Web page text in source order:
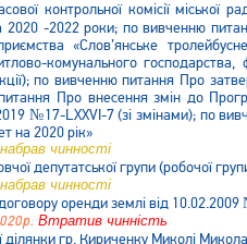
контрольної комісії
2020 -2022 роки; по вивченню
«Слов’янське
комунального
по вивченню питання Про
Про внесення змін до
№17-LXXVI-7 (зі змінами); по
на 2020 рік»
чинності
депутатської групи (робочої
чинності
оренди землі від
Втратив чинність
гр. Кириченку Миколі